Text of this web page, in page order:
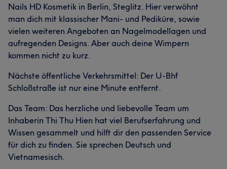
Nails HD Kosmetik in Berlin, Steglitz. Hier verwöhnt
man dich mit klassischer Mani- und Pediküre, sowie
vielen weiteren Angeboten an Nagelmodellagen und
aufregenden Designs. Aber auch deine Wimpern
kommen nicht zu kurz.
Nächste öffentliche Verkehrsmittel: Der U-Bhf
Schloßstraße ist nur eine Minute entfernt.
Das Team: Das herzliche und liebevolle Team um
Inhaberin Thi Thu Hien hat viel Berufserfahrung und
Wissen gesammelt und hilft dir den passenden Service
für dich zu finden. Sie sprechen Deutsch und
Vietnamesisch.